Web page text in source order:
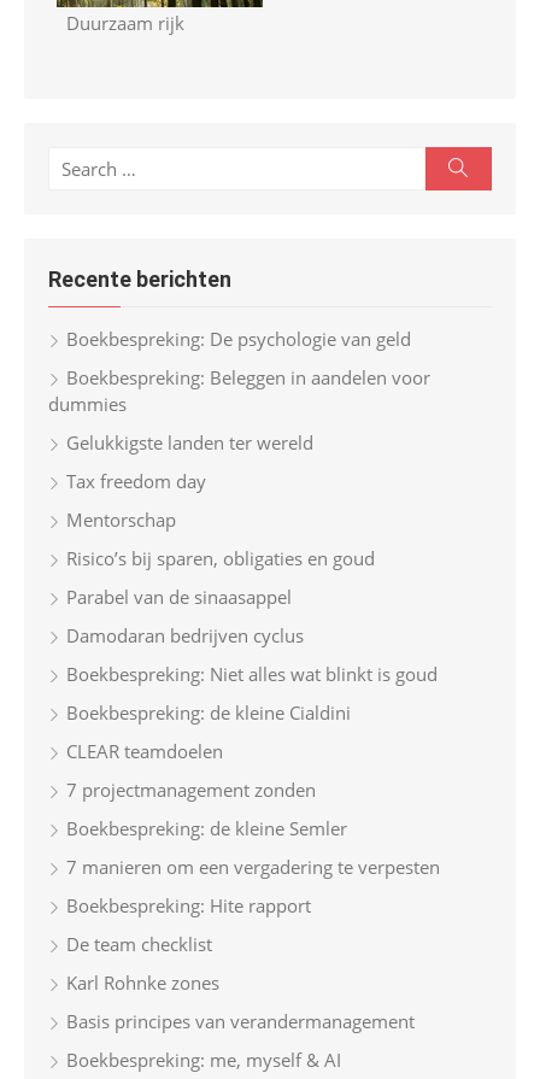
Duurzaam rijk
c
f
o
r
:
e
Recente berichten
Boekbespreking: De psychologie van geld
Boekbespreking: Beleggen in aandelen voor
dummies
Gelukkigste landen ter wereld
Tax freedom day
Mentorschap
Risico’s bij sparen, obligaties en goud
Parabel van de sinaasappel
Damodaran bedrijven cyclus
Boekbespreking: Niet alles wat blinkt is goud
Boekbespreking: de kleine Cialdini
CLEAR teamdoelen
7 projectmanagement zonden
Boekbespreking: de kleine Semler
7 manieren om een vergadering te verpesten
Boekbespreking: Hite rapport
De team checklist
Karl Rohnke zones
Basis principes van verandermanagement
Boekbespreking: me, myself & AI